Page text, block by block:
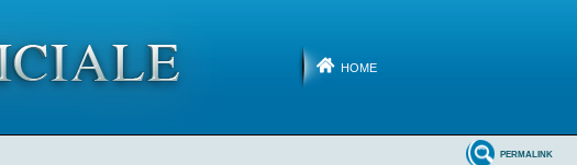
HOME
PERMALINK